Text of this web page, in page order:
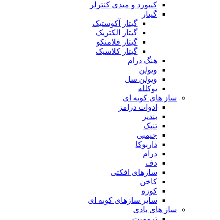
کیبورد و میدی کنترلر
گیتار
گیتار آکوستیک
گیتار الکتریک
گیتار فلامنکو
گیتار کلاسیک
هنگ درام
ویولن
ویولن سل
یوکلله
ساز های کوبه ای
ادوات درامز
بندیر
تنبک
جیمبی
داربوکا
درام
دف
سازهای افکتی
کاخن
کوزه
سایر سازهای کوبه ای
ساز های بادی